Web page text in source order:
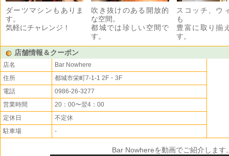
ダーツマシンもありま
す。
気軽にチャレンジ！
吹き抜けのある開放的
な空間。
都城では珍しい空間で
す。
スコッチ、ウ
も
豊富に取り揃
す。
店舗情報＆クーポン
店名
Bar Nowhere
住所
都城市栄町7-1-1 2F・3F
電話
0986-26-3277
営業時間
20：00〜翌4：00
定休日
不定休
駐車場
-
Bar Nowhereを動画でご紹介します